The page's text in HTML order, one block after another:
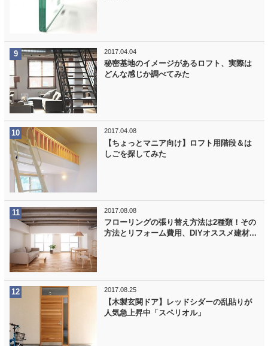
2017.04.04
秘密基地のイメージがあるロフト、実際は
どんな感じか調べてみた
2017.04.08
【ちょっとマニア向け】ロフト用階段＆は
しごを探してみた
2017.08.08
フローリングの張り替え方法は2種類！その
方法とリフォーム費用、DIYオススメ建材...
2017.08.25
【木製玄関ドア】レッドシダーの乱貼りが
人気急上昇中「スペリオル」